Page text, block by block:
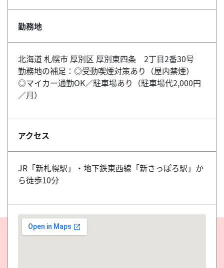
勤務地
北海道 札幌市 厚別区 厚別東四条 2丁目2番30号
勤務地の補足：◎受動喫煙対策あり（屋内禁煙）
◎マイカー通勤OK／駐車場あり（駐車場代2,000円
／月）
アクセス
JR「新札幌駅」・地下鉄東西線「新さっぽろ駅」か
ら徒歩10分